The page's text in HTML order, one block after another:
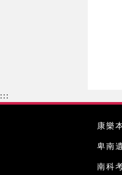
:::
康樂
卑南
南科